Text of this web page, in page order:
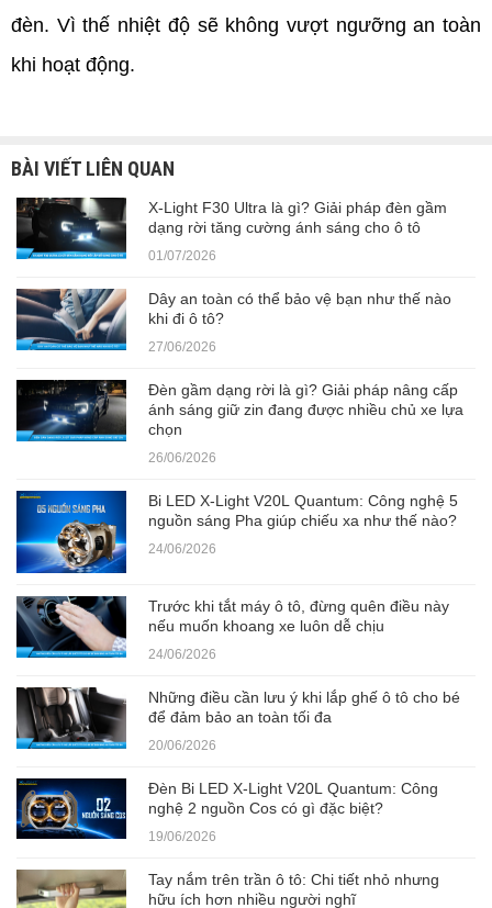
đèn. Vì thế nhiệt độ sẽ không vượt ngưỡng an toàn
khi hoạt động.
BÀI VIẾT LIÊN QUAN
X-Light F30 Ultra là gì? Giải pháp đèn gầm
dạng rời tăng cường ánh sáng cho ô tô
01/07/2026
Dây an toàn có thể bảo vệ bạn như thế nào
khi đi ô tô?
27/06/2026
Đèn gầm dạng rời là gì? Giải pháp nâng cấp
ánh sáng giữ zin đang được nhiều chủ xe lựa
chọn
26/06/2026
Bi LED X-Light V20L Quantum: Công nghệ 5
nguồn sáng Pha giúp chiếu xa như thế nào?
24/06/2026
Trước khi tắt máy ô tô, đừng quên điều này
nếu muốn khoang xe luôn dễ chịu
24/06/2026
Những điều cần lưu ý khi lắp ghế ô tô cho bé
để đảm bảo an toàn tối đa
20/06/2026
Đèn Bi LED X-Light V20L Quantum: Công
nghệ 2 nguồn Cos có gì đặc biệt?
19/06/2026
Tay nắm trên trần ô tô: Chi tiết nhỏ nhưng
hữu ích hơn nhiều người nghĩ